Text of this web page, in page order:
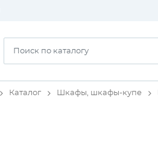
Каталог Шкафы, шкафы-купе